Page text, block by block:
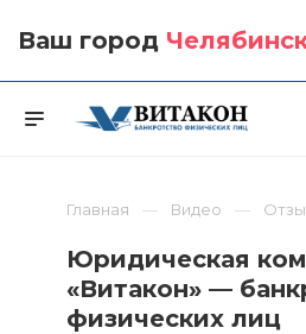
Ваш город
Главная Видео
Юридическая
«Витакон» —
физических лиц